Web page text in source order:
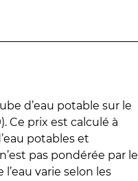
d’eau potable sur le
Ce prix est calculé à
potables et
pas pondérée par le
varie selon les